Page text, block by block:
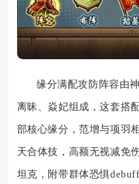
缘分满配攻防阵容由
离昧、焱妃组成，这套搭
部核心缘分，范增与项羽
天合体技，高额无视减免
坦克，附带群体恐惧